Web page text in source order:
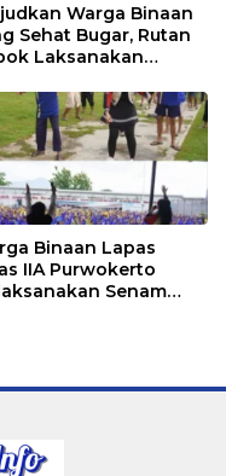
Warga Binaan
Sehat Bugar, Rutan
Laksanakan
Binaan Lapas
IIA Purwokerto
Senam